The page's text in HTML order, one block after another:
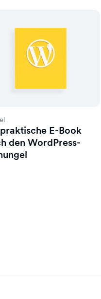
E-Book
den WordPress-